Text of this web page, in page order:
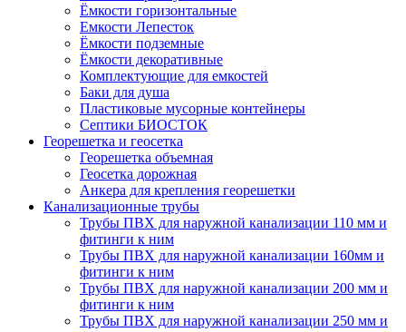
Ёмкости горизонтальные
Емкости Лепесток
Ёмкости подземные
Ёмкости декоративные
Комплектующие для емкостей
Баки для душа
Пластиковые мусорные контейнеры
Септики БИОСТОК
Георешетка и геосетка
Георешетка объемная
Геосетка дорожная
Анкера для крепления георешетки
Канализационные трубы
Трубы ПВХ для наружной канализации 110 мм и
фитинги к ним
Трубы ПВХ для наружной канализации 160мм и
фитинги к ним
Трубы ПВХ для наружной канализации 200 мм и
фитинги к ним
Трубы ПВХ для наружной канализации 250 мм и